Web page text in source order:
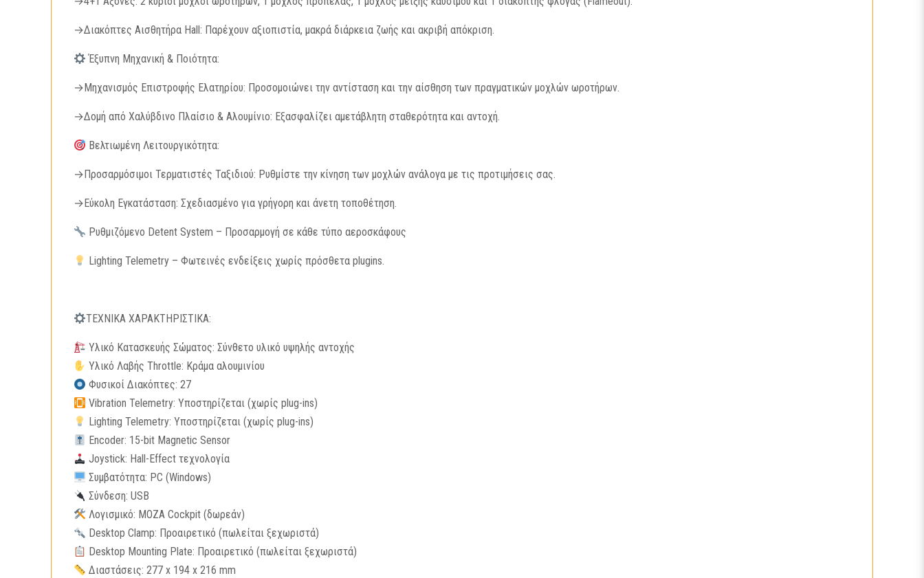
→Διακόπτες Αισθητήρα Hall: Παρέχουν αξιοπιστία, μακρά διάρκεια ζωής και ακριβή απόκριση.
Έξυπνη Μηχανική & Ποιότητα:
→Μηχανισμός Επιστροφής Ελατηρίου: Προσομοιώνει την αντίσταση και την αίσθηση των πραγματικών μοχλών ωροτήρων.
→Δομή από Χαλύβδινο Πλαίσιο & Αλουμίνιο: Εξασφαλίζει αμετάβλητη σταθερότητα και αντοχή.
Βελτιωμένη Λειτουργικότητα:
→Προσαρμόσιμοι Τερματιστές Ταξιδιού: Ρυθμίστε την κίνηση των μοχλών ανάλογα με τις προτιμήσεις σας.
→Εύκολη Εγκατάσταση: Σχεδιασμένο για γρήγορη και άνετη τοποθέτηση.
Ρυθμιζόμενο Detent System – Προσαρμογή σε κάθε τύπο αεροσκάφους
Lighting Telemetry – Φωτεινές ενδείξεις χωρίς πρόσθετα plugins.
ΤΕΧΝΙΚΑ ΧΑΡΑΚΤΗΡΙΣΤΙΚΑ:
Υλικό Κατασκευής Σώματος: Σύνθετο υλικό υψηλής αντοχής
Υλικό Λαβής Throttle: Κράμα αλουμινίου
Φυσικοί Διακόπτες: 27
Vibration Telemetry: Υποστηρίζεται (χωρίς plug-ins)
Lighting Telemetry: Υποστηρίζεται (χωρίς plug-ins)
Encoder: 15-bit Magnetic Sensor
Joystick: Hall-Effect τεχνολογία
Συμβατότητα: PC (Windows)
Σύνδεση: USB
Λογισμικό: MOZA Cockpit (δωρεάν)
Desktop Clamp: Προαιρετικό (πωλείται ξεχωριστά)
Desktop Mounting Plate: Προαιρετικό (πωλείται ξεχωριστά)
Διαστάσεις: 277 x 194 x 216 mm